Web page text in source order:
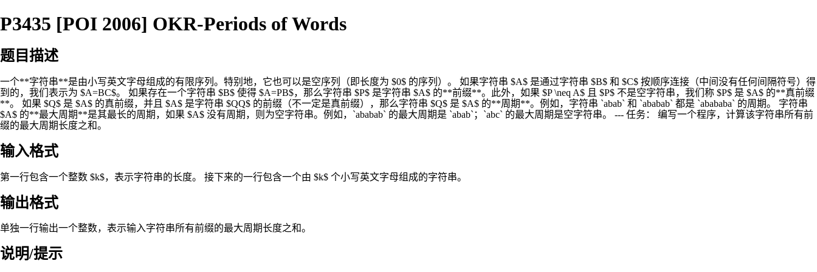
P3435 [POI 2006] OKR-Periods of Words
题目描述
一个**字符串**是由小写英文字母组成的有限序列。特别地，它也可以是空序列（即长度为 $0$ 的序列）。 如果字符串 $A$ 是通过字符串 $B$ 和 $C$ 按顺序连接（中间没有任何间隔符号）得
到的，我们表示为 $A=BC$。 如果存在一个字符串 $B$ 使得 $A=PB$，那么字符串 $P$ 是字符串 $A$ 的**前缀**。此外，如果 $P \neq A$ 且 $P$ 不是空字符串，我们称 $P$ 是 $A$ 的**真前缀
**。 如果 $Q$ 是 $A$ 的真前缀，并且 $A$ 是字符串 $QQ$ 的前缀（不一定是真前缀），那么字符串 $Q$ 是 $A$ 的**周期**。例如，字符串 `abab` 和 `ababab` 都是 `abababa` 的周期。 字符串
$A$ 的**最大周期**是其最长的周期，如果 $A$ 没有周期，则为空字符串。例如，`ababab` 的最大周期是 `abab`；`abc` 的最大周期是空字符串。 --- 任务： 编写一个程序，计算该字符串所有前
缀的最大周期长度之和。
输入格式
第一行包含一个整数 $k$，表示字符串的长度。 接下来的一行包含一个由 $k$ 个小写英文字母组成的字符串。
输出格式
单独一行输出一个整数，表示输入字符串所有前缀的最大周期长度之和。
说明/提示